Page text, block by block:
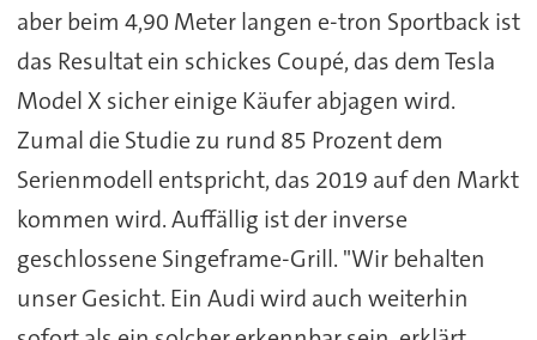
aber beim 4,90 Meter langen e-tron Sportback ist
das Resultat ein schickes Coupé, das dem Tesla
Model X sicher einige Käufer abjagen wird.
Zumal die Studie zu rund 85 Prozent dem
Serienmodell entspricht, das 2019 auf den Markt
kommen wird. Auffällig ist der inverse
geschlossene Singeframe-Grill. "Wir behalten
unser Gesicht. Ein Audi wird auch weiterhin